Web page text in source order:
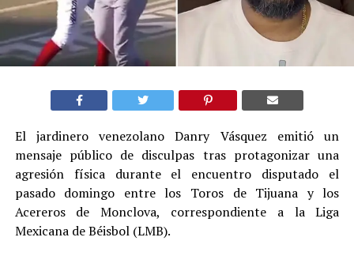
El jardinero venezolano Danry Vásquez emitió un
mensaje público de disculpas tras protagonizar una
agresión física durante el encuentro disputado el
pasado domingo entre los Toros de Tijuana y los
Acereros de Monclova, correspondiente a la Liga
Mexicana de Béisbol (LMB).